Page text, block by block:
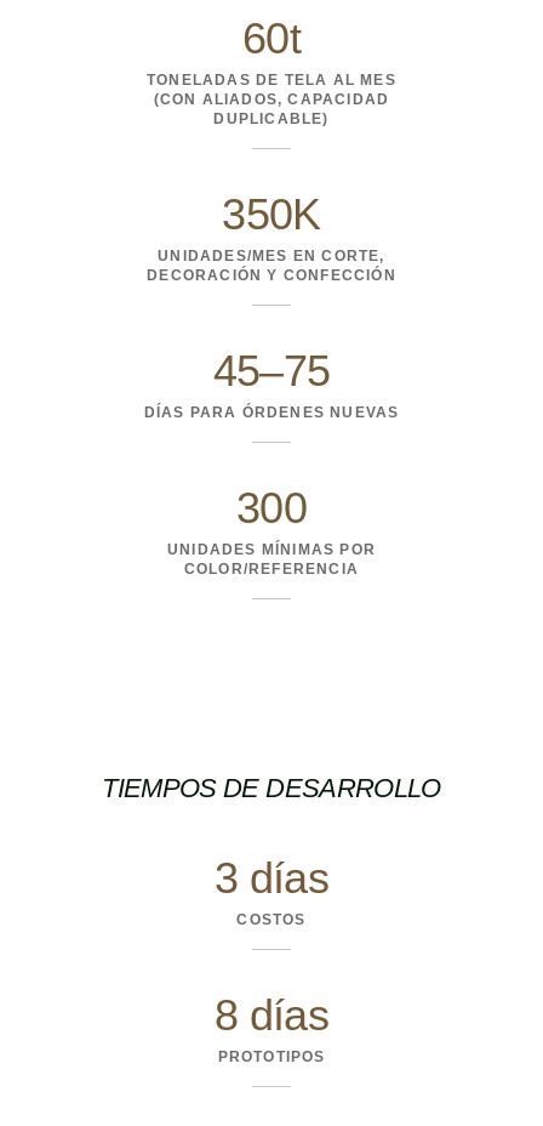
60t
TONELADAS DE TELA AL MES
(CON ALIADOS, CAPACIDAD
DUPLICABLE)
350K
UNIDADES/MES EN CORTE,
DECORACIÓN Y CONFECCIÓN
45–75
DÍAS PARA ÓRDENES NUEVAS
300
UNIDADES MÍNIMAS POR
COLOR/REFERENCIA
TIEMPOS DE DESARROLLO
3 días
COSTOS
8 días
PROTOTIPOS